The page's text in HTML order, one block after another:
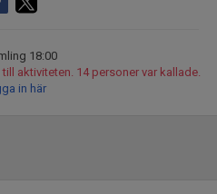
18:00
aktiviteten. 14 personer var kallade.
in här